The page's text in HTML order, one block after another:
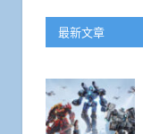
最新文章